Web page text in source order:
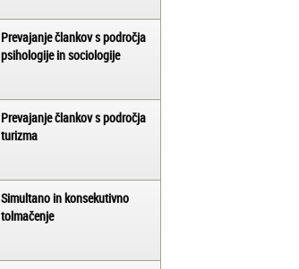
Prevajanje člankov s področja
psihologije in sociologije
Prevajanje člankov s področja
turizma
Simultano in konsekutivno
tolmačenje